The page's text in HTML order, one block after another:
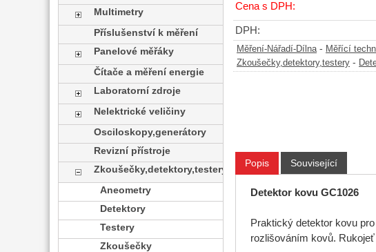
Cena s DPH:
DPH:
Měření-Nářadí-Dílna- Měřící
Zkoušečky,detektory,testery -
Popis Související
Detektor kovu GC1026
Praktický detektor kovu
rozlišováním kovů.
Multimetry
Příslušenství k měření
Panelové měřáky
Čítače a měření energie
Laboratorní zdroje
Nelektrické veličiny
Osciloskopy,generátory
Revizní přístroje
Zkoušečky,detektory,testery
Aneometry
Detektory
Testery
Zkoušečky